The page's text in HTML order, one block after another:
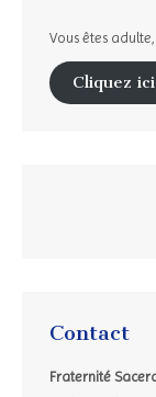
Vous êtes
Cliquez ici
Contact
Fraternité